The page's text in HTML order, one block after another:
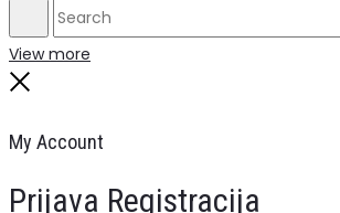
Search
View more
My Account
Prijava Registracija